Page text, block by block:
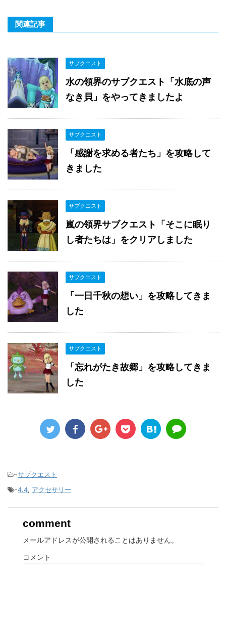
関連記事
サブクエスト
水の領界のサブクエスト「水底の声
なき貝」をやってきましたよ
サブクエスト
「感謝を求める者たち」を攻略して
きました
サブクエスト
嵐の領界サブクエスト「そこに眠り
し者たちは」をクリアしました
サブクエスト
「一日千秋の想い」を攻略してきま
した
サブクエスト
「忘れがたき故郷」を攻略してきま
した
-サブクエスト
-4.4, アクセサリー
comment
メールアドレスが公開されることはありません。
コメント